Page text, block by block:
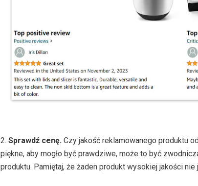
2. Sprawdź cenę. Czy jakość reklamowanego produktu
piękne, aby mogło być prawdziwe, może to być
produktu. Pamiętaj, że żaden produkt wysokiej jakości nie